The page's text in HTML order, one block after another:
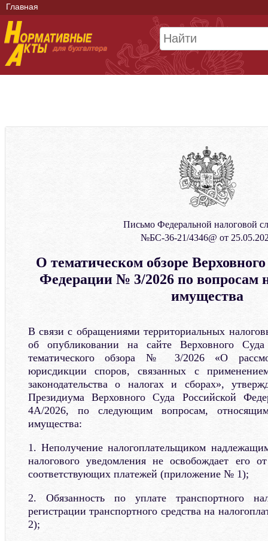
Главная
Письмо Федеральной налоговой
№БС-36-21/4346@ от
О тематическом обзоре
Федерации № 3/2026 по вопросам
имущества
В связи с обращениями территориальных
об опубликовании на сайте Верховного
тематического обзора № 3/2026 «О
юрисдикции споров, связанных с
законодательства о налогах и сборах»,
Президиума Верховного Суда Российской
4А/2026, по следующим вопросам,
имущества:
1. Неполучение налогоплательщиком
налогового уведомления не освобождает его
соответствующих платежей (приложение № 1);
2. Обязанность по уплате транспортного
регистрации транспортного средства на
2);